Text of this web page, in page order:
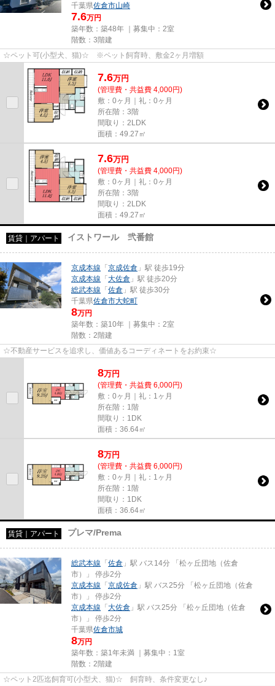
千葉県佐倉市山崎
7.6万円
築年数：築48年 ｜募集中： 2室
階数：3階建
☆ペット可(小型犬、猫)☆ ※ペット飼育時、敷金2ヶ月増額
7.6万円
(管理費・共益費 4,000円)
敷：0ヶ月｜礼：0ヶ月
所在階：3階
間取り：2LDK
面積：49.27㎡
7.6万円
(管理費・共益費 4,000円)
敷：0ヶ月｜礼：0ヶ月
所在階：3階
間取り：2LDK
面積：49.27㎡
賃貸｜アパート イストワール 弐番館
京成本線 「京成佐倉 」駅 徒歩19分
京成本線 「大佐倉 」駅 徒歩20分
総武本線 「佐倉 」駅 徒歩30分
千葉県佐倉市大蛇町
8万円
築年数：築10年 ｜募集中： 2室
階数：2階建
☆不動産サービスを追求し、価値あるコーディネートをお約束☆
8万円
(管理費・共益費 6,000円)
敷：0ヶ月｜礼：1ヶ月
所在階：1階
間取り：1DK
面積：36.64㎡
8万円
(管理費・共益費 6,000円)
敷：0ヶ月｜礼：1ヶ月
所在階：1階
間取り：1DK
面積：36.64㎡
賃貸｜アパート プレマ/Prema
総武本線 「佐倉 」駅 バス14分 「松ヶ丘団地（佐倉
市）」 停歩2分
京成本線 「京成佐倉 」駅 バス25分 「松ヶ丘団地（佐倉
市）」 停歩2分
京成本線 「大佐倉 」駅 バス25分 「松ヶ丘団地（佐倉
市）」 停歩2分
千葉県佐倉市城
8万円
築年数：築1年未満 ｜募集中： 1室
階数：2階建
☆ペット2匹迄飼育可(小型犬、猫)☆ 飼育時、条件変更なし♪